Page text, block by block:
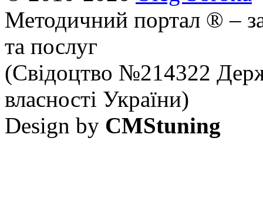
Методичний портал ® –
та послуг
(Свідоцтво №214322
власності України)
Design by CMStuning